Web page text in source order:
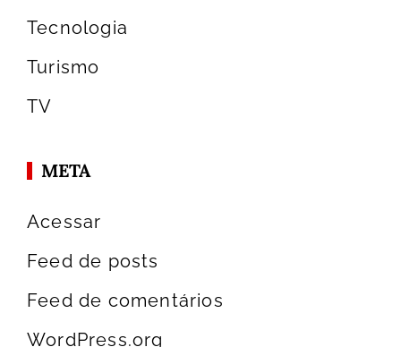
Tecnologia
Turismo
TV
META
Acessar
Feed de posts
Feed de comentários
WordPress.org